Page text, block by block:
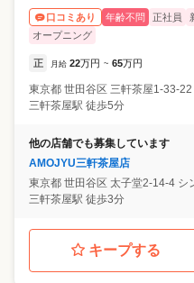
口コミあり 年齢不問 正社員
オープニング
正 月給 22万円 ~ 65万円
東京都 世田谷区 三軒茶屋1-33-
三軒茶屋駅 徒歩5分
他の店舗でも募集しています
AMOJYU三軒茶屋店
東京都 世田谷区 太子堂2-14-4 シ
三軒茶屋駅 徒歩3分
キープする